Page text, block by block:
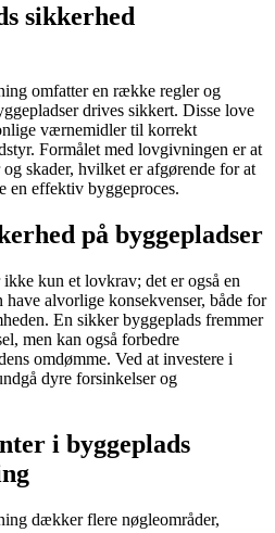
sikkerhed
omfatter en række regler og
drives sikkert. Disse love
værnemidler til korrekt
Formålet med lovgivningen er at
skader, hvilket er afgørende for at
en effektiv byggeproces.
på byggepladser
kun et lovkrav; det er også en
alvorlige konsekvenser, både for
En sikker byggeplads fremmer
men kan også forbedre
omdømme. Ved at investere i
dyre forsinkelser og
i byggeplads
dækker flere nøgleområder,